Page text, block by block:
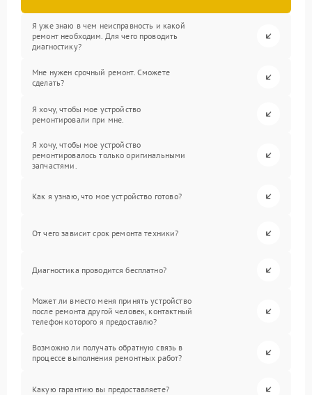
Я уже знаю в чем неисправность и какой
ремонт необходим. Для чего проводить
диагностику?
Мне нужен срочный ремонт. Сможете
сделать?
Я хочу, чтобы мое устройство
ремонтировали при мне.
Я хочу, чтобы мое устройство
ремонтировалось только оригинальными
запчастями.
Как я узнаю, что мое устройство готово?
От чего зависит срок ремонта техники?
Диагностика проводится бесплатно?
Может ли вместо меня принять устройство
после ремонта другой человек, контактный
телефон которого я предоставлю?
Возможно ли получать обратную связь в
процессе выполнения ремонтных работ?
Какую гарантию вы предоставляете?